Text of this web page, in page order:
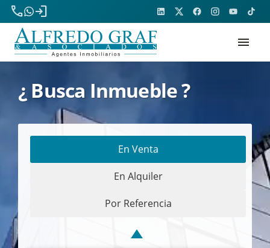
phone
login
menu
¿ Busca Inmueble ?
En Venta
En Alquiler
Por Referencia